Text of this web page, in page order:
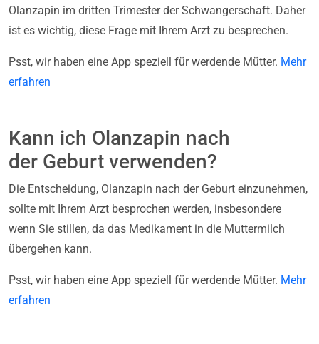
Olanzapin im dritten Trimester der Schwangerschaft. Daher
ist es wichtig, diese Frage mit Ihrem Arzt zu besprechen.
Psst, wir haben eine App speziell für werdende Mütter. Mehr
erfahren
Kann ich Olanzapin nach
der Geburt verwenden?
Die Entscheidung, Olanzapin nach der Geburt einzunehmen,
sollte mit Ihrem Arzt besprochen werden, insbesondere
wenn Sie stillen, da das Medikament in die Muttermilch
übergehen kann.
Psst, wir haben eine App speziell für werdende Mütter. Mehr
erfahren